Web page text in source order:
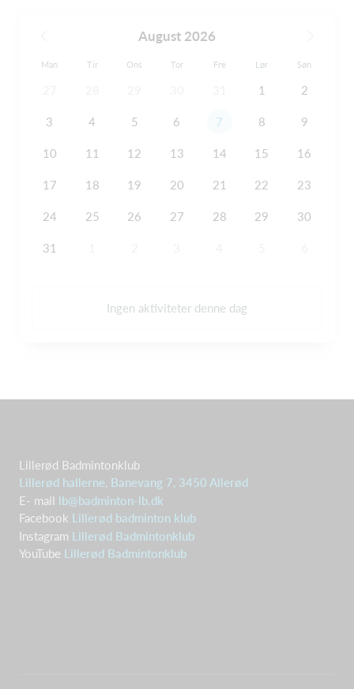
August 2026
Man Tir Ons Tor Fre Lør Søn
1 2
3 4 5 6 7 8 9
10 11 12 13 14 15 16
17 18 19 20 21 22 23
24 25 26 27 28 29 30
31
Ingen aktiviteter denne dag
Lillerød Badmintonklub
Lillerød hallerne, Banevang 7, 3450 Allerød
E- mail lb@badminton-lb.dk
Facebook Lillerød badminton klub
Instagram Lillerød Badmintonklub
YouTube Lillerød Badmintonklub